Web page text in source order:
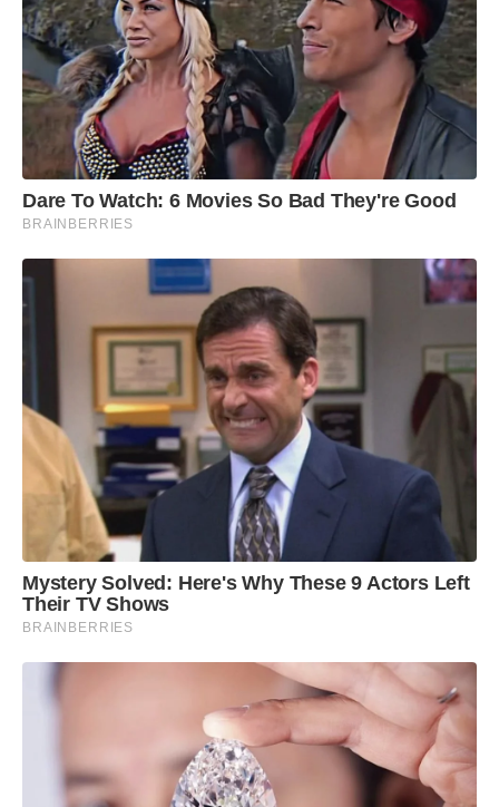
Dare To Watch: 6 Movies So Bad They're Good
BRAINBERRIES
Mystery Solved: Here's Why These 9 Actors Left
Their TV Shows
BRAINBERRIES